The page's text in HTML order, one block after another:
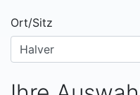
Ort/Sitz